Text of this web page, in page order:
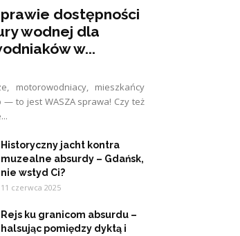
dostępności
wodnej dla
w...
motorowodniacy, mieszkańcy
— to jest WASZA sprawa! Czy też
Historyczny jacht kontra
muzealne absurdy – Gdańsk,
nie wstyd Ci?
11 czerwca 2025
Rejs ku granicom absurdu –
halsując pomiędzy dyktą i